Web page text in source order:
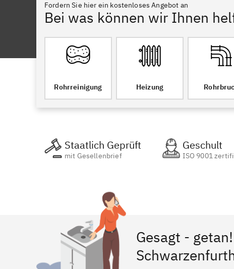
Fordern Sie hier ein kostenloses Angebot an
Bei was können wir Ihnen
Rohrreinigung Heizung
Staatlich Geprüft
mit Gesellenbrief
Geschult
ISO 9001
Gesagt -